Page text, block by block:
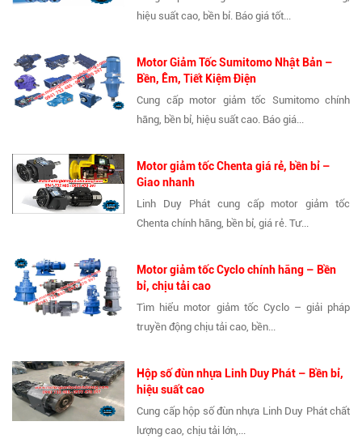
hiệu suất cao, bền bỉ. Báo giá tốt...
Motor Giảm Tốc Sumitomo Nhật Bản –
Bền, Êm, Tiết Kiệm Điện
Cung cấp motor giảm tốc Sumitomo chính
hãng, bền bỉ, hiệu suất cao. Báo giá...
Motor giảm tốc Chenta giá rẻ, bền bỉ –
Giao nhanh
Linh Duy Phát cung cấp motor giảm tốc
Chenta chính hãng, bền bỉ, giá rẻ. Tư...
Motor giảm tốc Cyclo chính hãng – Bền
bỉ, chịu tải cao
Tìm hiểu motor giảm tốc Cyclo – giải pháp
truyền động chịu tải cao, bền...
Hộp số đùn nhựa Linh Duy Phát – Bền bỉ,
hiệu suất cao
Cung cấp hộp số đùn nhựa Linh Duy Phát chất
lượng cao, chịu tải lớn,...